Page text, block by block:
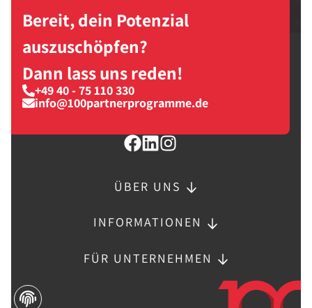
Bereit, dein Potenzial
auszuschöpfen?
Dann lass uns reden!
+49 40 - 75 110 330
info@100partnerprogramme.de
ÜBER UNS
INFORMATIONEN
FÜR UNTERNEHMEN